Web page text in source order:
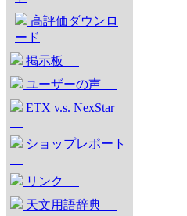
高評価ダウンロ
ード
掲示板
ユーザーの声
ETX v.s. NexStar
ショップレポート
リンク
天文用語辞典